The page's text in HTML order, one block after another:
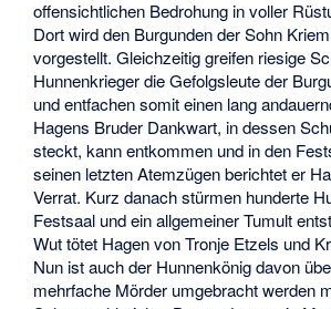
offensichtlichen Bedrohung in voller
Dort wird den Burgunden der Sohn
vorgestellt. Gleichzeitig greifen riesige
Hunnenkrieger die Gefolgsleute der
und entfachen somit einen lang
Hagens Bruder Dankwart, in dessen
steckt, kann entkommen und in den
seinen letzten Atemzügen berichtet er
Verrat. Kurz danach stürmen hunderte
Festsaal und ein allgemeiner Tumult
Wut tötet Hagen von Tronje Etzels und
Nun ist auch der Hunnenkönig davon
mehrfache Mörder umgebracht werden